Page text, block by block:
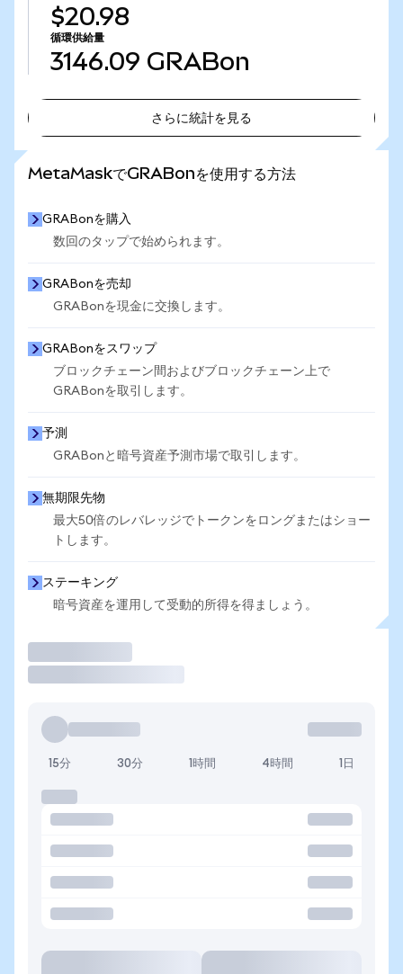
$20.98
循環供給量
3146.09 GRABon
さらに統計を見る
MetaMaskでGRABonを使用する方法
GRABonを購入
数回のタップで始められます。
GRABonを売却
GRABonを現金に交換します。
GRABonをスワップ
ブロックチェーン間およびブロックチェーン上で
GRABonを取引します。
予測
GRABonと暗号資産予測市場で取引します。
無期限先物
最大50倍のレバレッジでトークンをロングまたはショー
トします。
ステーキング
暗号資産を運用して受動的所得を得ましょう。
15分 30分 1時間 4時間 1日